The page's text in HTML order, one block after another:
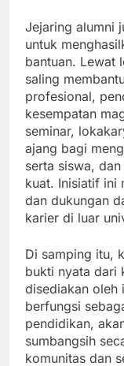
Jejaring alumni
untuk
bantuan. Lewat
saling
profesional,
kesempatan
seminar,
ajang bagi
serta siswa,
kuat. Inisiatif ini
dan dukungan
karier di luar
Di samping itu,
bukti nyata dari
disediakan oleh
berfungsi
pendidikan,
sumbangsih
komunitas dan